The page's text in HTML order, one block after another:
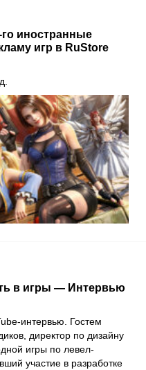
го иностранные
игр в RuStore
в игры — Интервью
интервью. Гостем
директор по дизайну
игры по левел-
участие в разработке